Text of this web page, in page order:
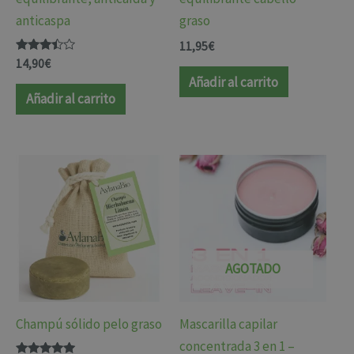
anticaspa
Valorado
con
3.33
de 5
14,90€
Añadir al carrito
graso
11,95€
Añadir al carrito
Champú sólido pelo graso
AGOTADO
Mascarilla capilar
concentrada 3 en 1 –